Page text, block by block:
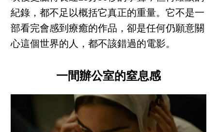
紀錄，都不足以概括它真正的重量。它不是一
部看完會感到療癒的作品，卻是任何仍願意關
心這個世界的人，都不該錯過的電影。
一間辦公室的窒息感